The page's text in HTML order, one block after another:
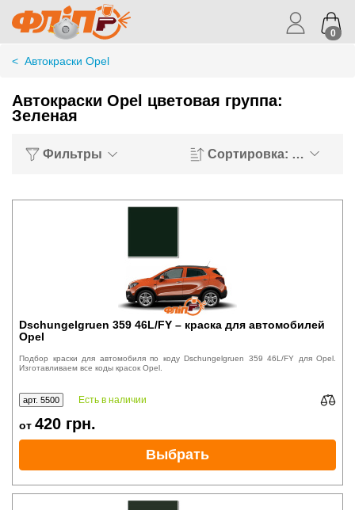
0
< Автокраски Opel
Автокраски Opel цветовая группа:
Зеленая
Фильтры Сортировка: Хиты
Dschungelgruen 359 46L/FY – краска для автомобилей
Opel
Подбор краски для автомобиля по коду Dschungelgruen 359 46L/FY для Opel.
Изготавливаем все коды красок Opel.
арт. 5500 Есть в наличии
от 420 грн.
Выбрать